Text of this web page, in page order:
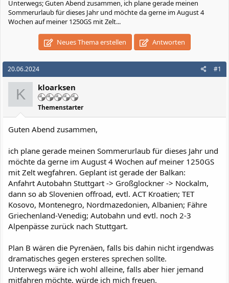
Unterwegs; Guten Abend zusammen, ich plane gerade meinen
Sommerurlaub für dieses Jahr und möchte da gerne im August 4
Wochen auf meiner 1250GS mit Zelt...
Neues Thema erstellen Antworten
20.06.2024 #1
K kloarksen
Themenstarter
Guten Abend zusammen,
ich plane gerade meinen Sommerurlaub für dieses Jahr und
möchte da gerne im August 4 Wochen auf meiner 1250GS
mit Zelt wegfahren. Geplant ist gerade der Balkan:
Anfahrt Autobahn Stuttgart -> Großglockner -> Nockalm,
dann so ab Slovenien offroad, evtl. ACT Kroatien; TET
Kosovo, Montenegro, Nordmazedonien, Albanien; Fähre
Griechenland-Venedig; Autobahn und evtl. noch 2-3
Alpenpässe zurück nach Stuttgart.
Plan B wären die Pyrenäen, falls bis dahin nicht irgendwas
dramatisches gegen ersteres sprechen sollte.
Unterwegs wäre ich wohl alleine, falls aber hier jemand
mitfahren möchte, würde ich mich freuen.